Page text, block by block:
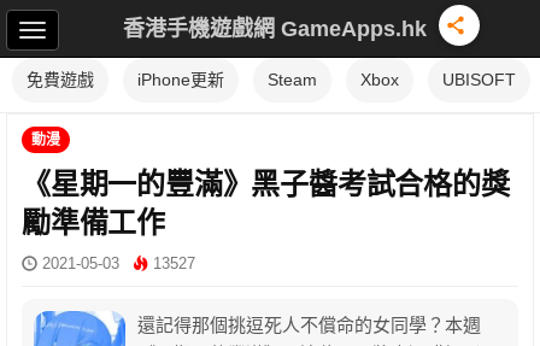
香港手機遊戲網 GameApps.hk
免費遊戲 iPhone更新 Steam Xbox UBISOFT
動漫
《星期一的豐滿》黑子醬考試合格的獎
勵準備工作
2021-05-03 13527
還記得那個挑逗死人不償命的女同學？本週